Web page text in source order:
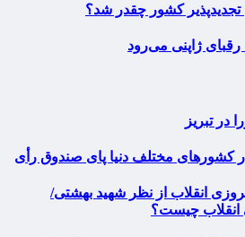
کشور چقدر شد؟
ژاپنی می‌رود
در تبریز
کشورهای مختلف دنیا پای صندوق رأی
انقلاب از نظر شهید بهشتی/
انقلاب چیست؟